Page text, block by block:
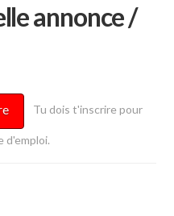
annonce /
d'emploi.